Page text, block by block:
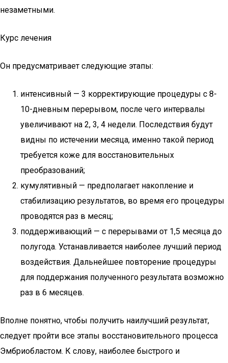
незаметными.
Курс лечения
Он предусматривает следующие этапы:
интенсивный — 3 корректирующие процедуры с 8-
10-дневным перерывом, после чего интервалы
увеличивают на 2, 3, 4 недели. Последствия будут
видны по истечении месяца, именно такой период
требуется коже для восстановительных
преобразований;
кумулятивный — предполагает накопление и
стабилизацию результатов, во время его процедуры
проводятся раз в месяц;
поддерживающий — с перерывами от 1,5 месяца до
полугода. Устанавливается наиболее лучший период
воздействия. Дальнейшее повторение процедуры
для поддержания полученного результата возможно
раз в 6 месяцев.
Вполне понятно, чтобы получить наилучший результат,
следует пройти все этапы восстановительного процесса
Эмбриобластом. К слову, наиболее быстрого и